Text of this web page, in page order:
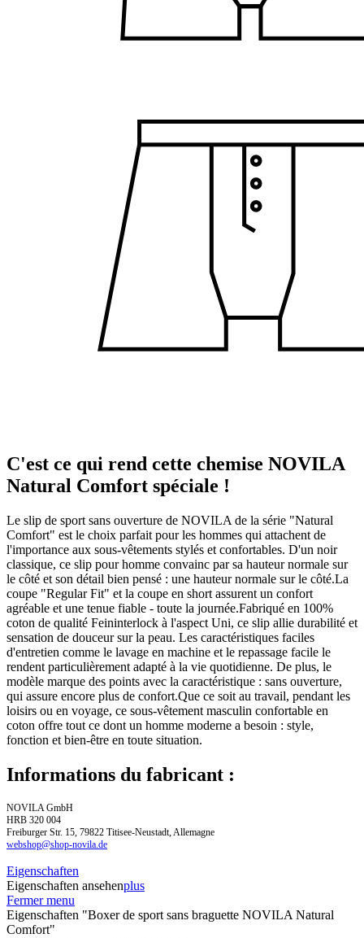
C'est ce qui rend cette chemise NOVILA
Natural Comfort spéciale !
Le slip de sport sans ouverture de NOVILA de la série "Natural
Comfort" est le choix parfait pour les hommes qui attachent de
l'importance aux sous-vêtements stylés et confortables. D'un noir
classique, ce slip pour homme convainc par sa hauteur normale sur
le côté et son détail bien pensé : une hauteur normale sur le côté.La
coupe "Regular Fit" et la coupe en short assurent un confort
agréable et une tenue fiable - toute la journée.Fabriqué en 100%
coton de qualité Feininterlock à l'aspect Uni, ce slip allie durabilité et
sensation de douceur sur la peau. Les caractéristiques faciles
d'entretien comme le lavage en machine et le repassage facile le
rendent particulièrement adapté à la vie quotidienne. De plus, le
modèle marque des points avec la caractéristique : sans ouverture,
qui assure encore plus de confort.Que ce soit au travail, pendant les
loisirs ou en voyage, ce sous-vêtement masculin confortable en
coton offre tout ce dont un homme moderne a besoin : style,
fonction et bien-être en toute situation.
Informations du fabricant :
NOVILA GmbH
HRB 320 004
Freiburger Str. 15, 79822 Titisee-Neustadt, Allemagne
webshop@shop-novila.de
Eigenschaften
Eigenschaften ansehenplus
Fermer menu
Eigenschaften "Boxer de sport sans braguette NOVILA Natural
Comfort"